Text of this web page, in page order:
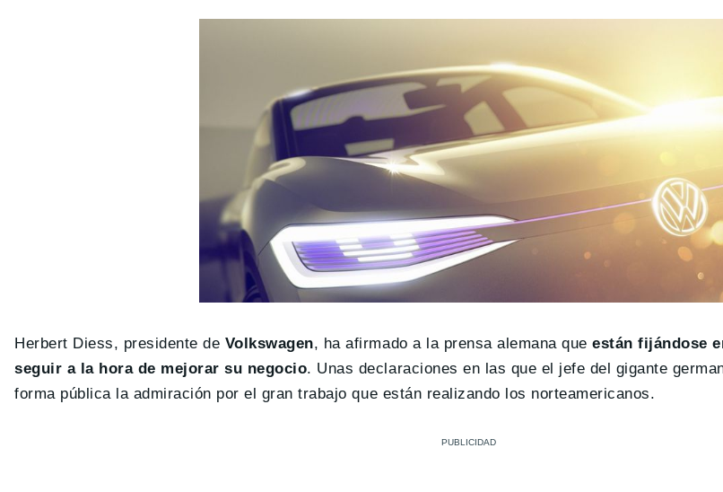
Herbert Diess, presidente de Volkswagen, ha afirmado a la prensa alemana queestán fijándose
seguir a la hora de mejorar su negocio. Unas declaraciones en las que el jefe del gigante
forma pública la admiración por el gran trabajo que están realizando los norteamericanos.